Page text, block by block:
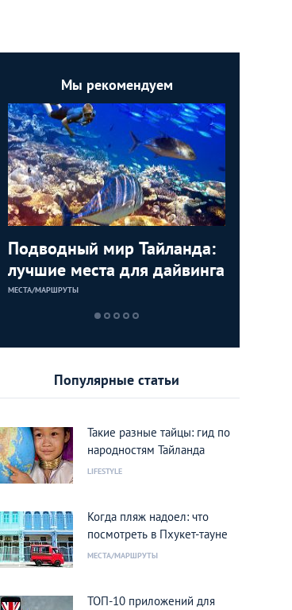
Мы рекомендуем
Подводный мир Тайланда:
лучшие места для дайвинга
МЕСТА/МАРШРУТЫ
Популярные статьи
Такие разные тайцы: гид по
народностям Тайланда
LIFESTYLE
Когда пляж надоел: что
посмотреть в Пхукет-тауне
МЕСТА/МАРШРУТЫ
ТОП-10 приложений для